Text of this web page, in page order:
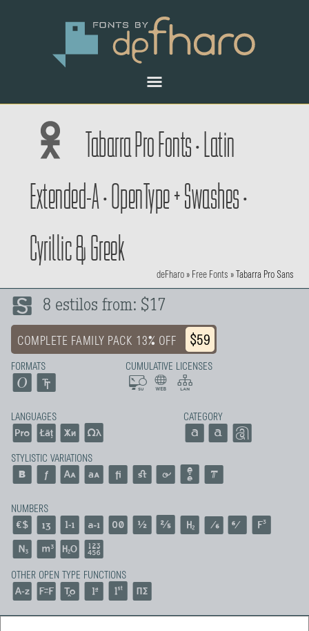
Tabarra Pro Fonts • Latin
Extended-A • OpenType + Swashes •
Cyrillic & Greek
deFharo» Free Fonts » Tabarra Pro Sans
8 estilos from: $17
COMPLETE FAMILY PACK 13% OFF $59
FORMATS CUMULATIVE LICENSES
LANGUAGES CATEGORY
STYLISTIC VARIATIONS
NUMBERS
OTHER OPEN TYPE FUNCTIONS